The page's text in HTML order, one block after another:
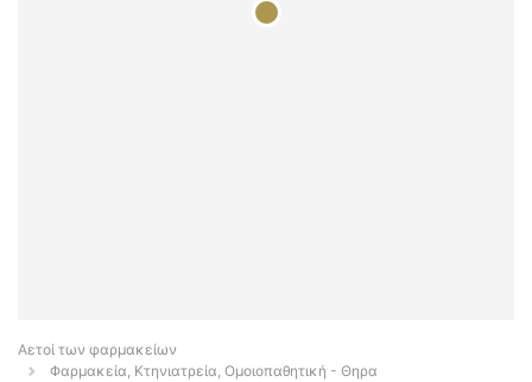
Αετοί των φαρμακείων
Φαρμακεία, Κτηνιατρεία, Ομοιοπαθητική - Θηρα